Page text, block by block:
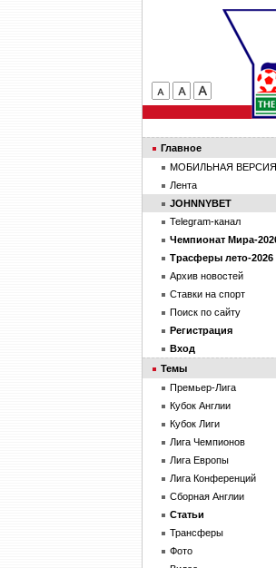
Главное
МОБИЛЬНАЯ ВЕРСИЯ
Лента
JOHNNYBET
Telegram-канал
Чемпионат Мира-
Трасферы лето-2026
Архив новостей
Ставки на спорт
Поиск по сайту
Регистрация
Вход
Темы
Премьер-Лига
Кубок Англии
Кубок Лиги
Лига Чемпионов
Лига Европы
Лига Конференций
Сборная Англии
Статьи
Трансферы
Фото